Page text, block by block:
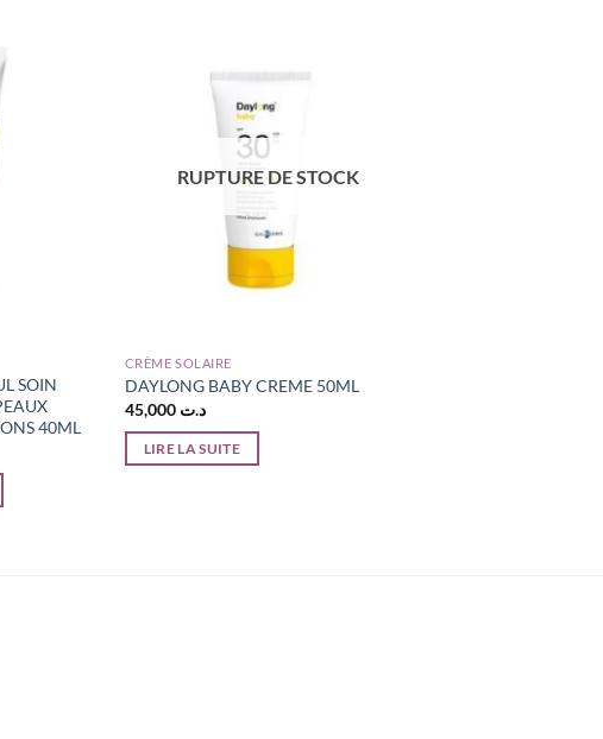
SOIN
40ML
RUPTURE DE STOCK
CRÈME SOLAIRE
DAYLONG BABY CREME 50ML
د.ت 45,000
LIRE LA SUITE